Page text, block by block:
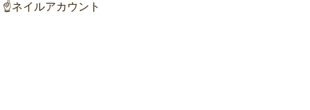
☝ネイルアカウント